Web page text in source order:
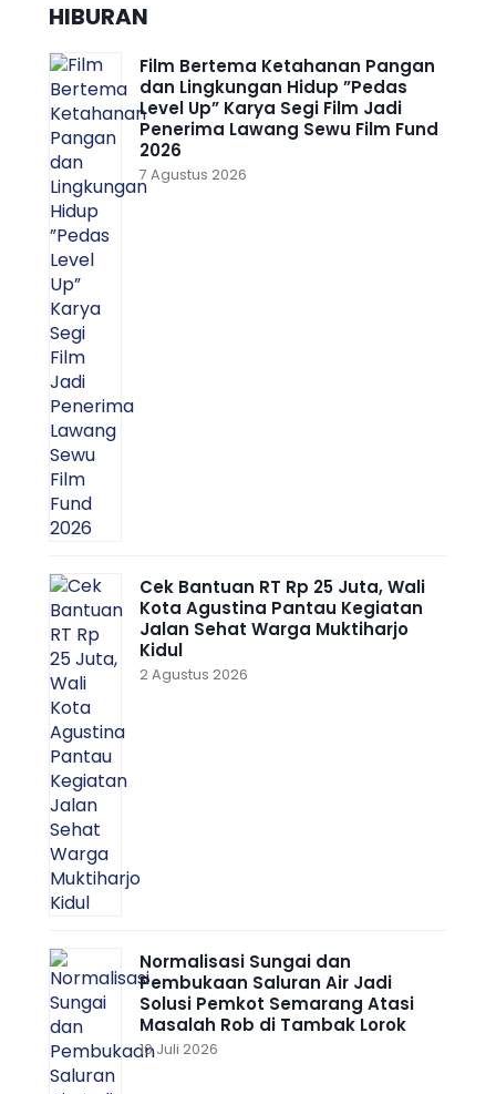
HIBURAN
Film Bertema Ketahanan Pangan
dan Lingkungan Hidup ”Pedas
Level Up” Karya Segi Film Jadi
Penerima Lawang Sewu Film Fund
2026
7 Agustus 2026
Cek Bantuan RT Rp 25 Juta, Wali
Kota Agustina Pantau Kegiatan
Jalan Sehat Warga Muktiharjo
Kidul
2 Agustus 2026
Normalisasi Sungai dan
Pembukaan Saluran Air Jadi
Solusi Pemkot Semarang Atasi
Masalah Rob di Tambak Lorok
10 Juli 2026